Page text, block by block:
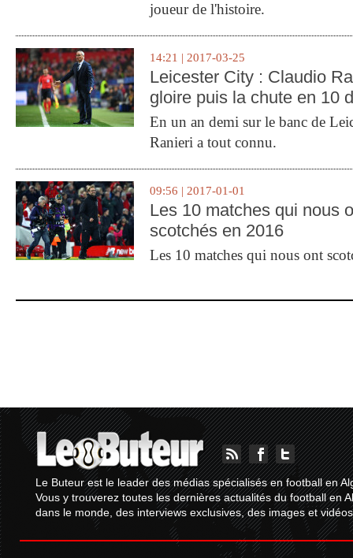
joueur de l'histoire.
14:21 | 2017-03-25
Leicester City : Claudio
gloire puis la chute en 10
En un an demi sur le banc de
Ranieri a tout connu.
09:56 | 2017-01-01
Les 10 matches qui nous
scotchés en 2016
Les 10 matches qui nous ont
Le Buteur est le leader des médias spécialisés en football en
Vous y trouverez toutes les dernières actualités du football en
dans le monde, des interviews exclusives, des images et